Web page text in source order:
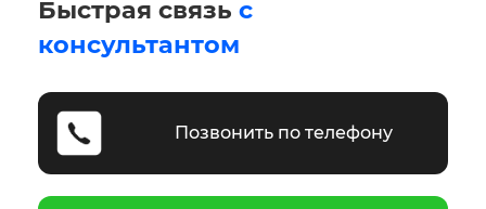
Быстрая связь с
консультантом
Позвонить по телефону